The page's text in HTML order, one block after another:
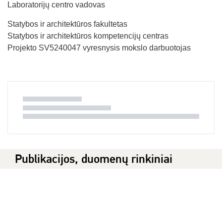
Laboratorijų centro vadovas
Statybos ir architektūros fakultetas
Statybos ir architektūros kompetencijų centras
Projekto SV5240047 vyresnysis mokslo darbuotojas
Publikacijos, duomenų rinkiniai